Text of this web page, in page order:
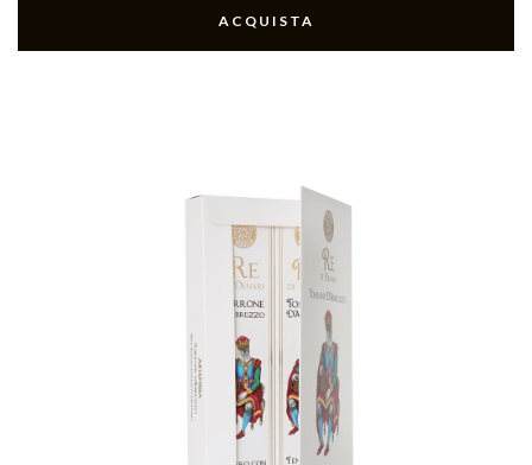
ACQUISTA